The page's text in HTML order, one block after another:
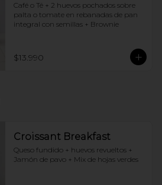
Café o Té + 2 huevos pochados sobre
palta o tomate en rebanadas de pan
integral con semillas + Brownie
$13.990
Croissant Breakfast
Queso fundido + huevos revueltos +
Jamón de pavo + Mix de hojas verdes